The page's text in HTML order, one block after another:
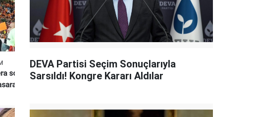
DEVA Partisi Seçim Sonuçlarıyla
Sarsıldı! Kongre Kararı Aldılar